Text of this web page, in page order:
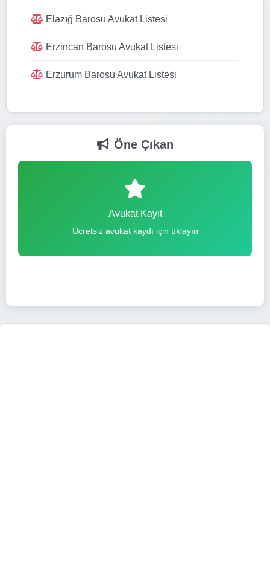
Elazığ Barosu Avukat Listesi
Erzincan Barosu Avukat Listesi
Erzurum Barosu Avukat Listesi
Öne Çıkan
Avukat Kayıt
Ücretsiz avukat kaydı için tıklayın